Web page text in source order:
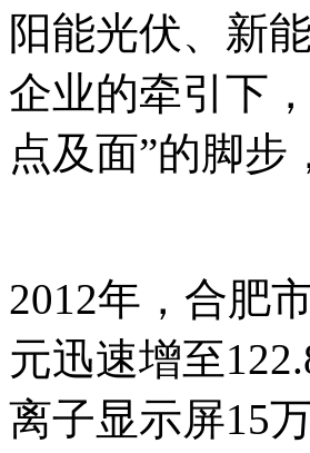
阳能光伏、新
企业的牵引下
点及面”的脚步
2012年，合肥
元迅速增至
离子显示屏15